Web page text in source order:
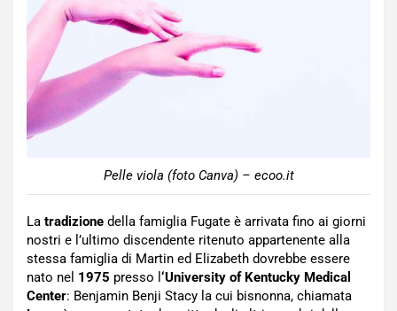
Pelle viola (foto Canva) – ecoo.it
La tradizione della famiglia Fugate è arrivata fino ai giorni
nostri e l’ultimo discendente ritenuto appartenente alla
stessa famiglia di Martin ed Elizabeth dovrebbe essere
nato nel 1975 presso l ‘University of Kentucky Medical
Center: Benjamin Benji Stacy la cui bisnonna, chiamata